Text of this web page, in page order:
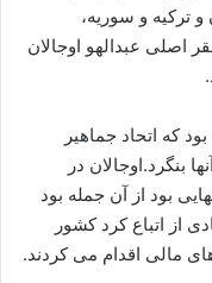
و ترکیه و سوریه،
اصلی عبدالهو اوجالان
که اتحاد جماهیر
بنگرد.اوجالان در
بود از آن جمله بود
از اتباع کرد کشور
مالی اقدام می کردند.